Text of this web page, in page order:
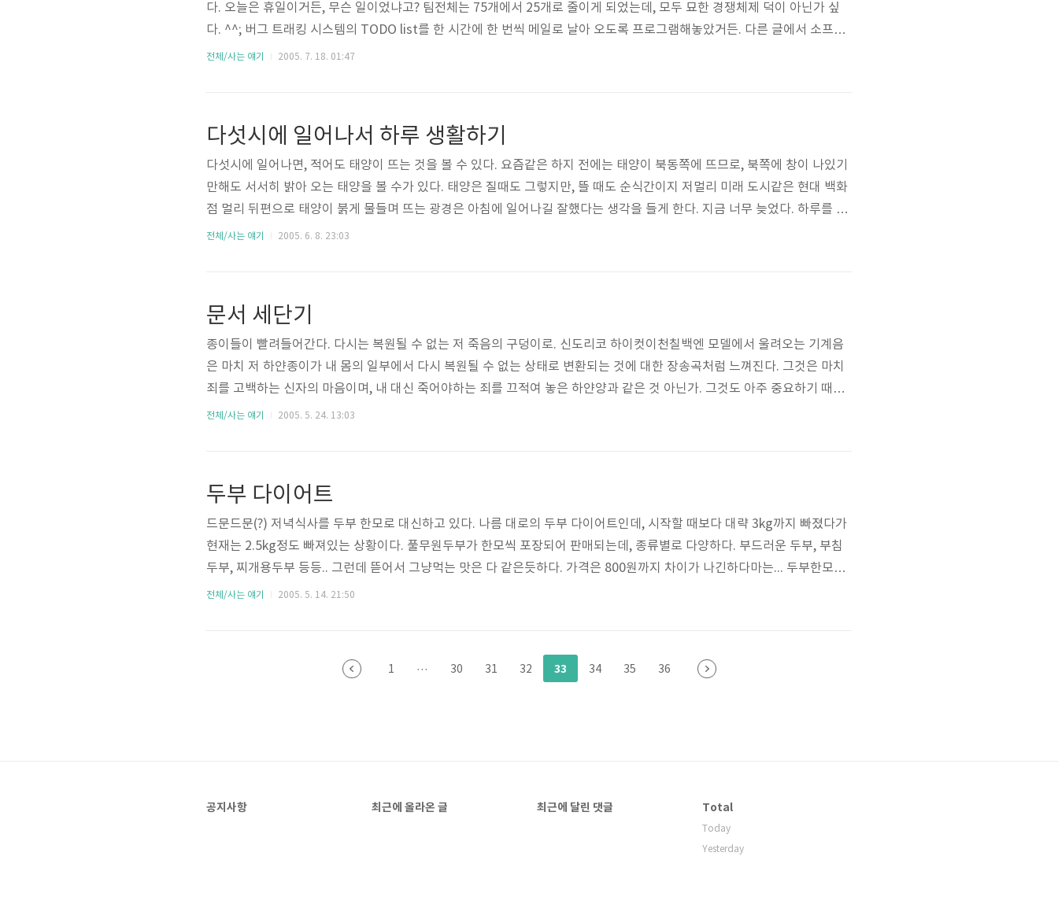
다. 오늘은 휴일이거든, 무슨 일이었냐고? 팀전체는 75개에서 25개로 줄이게 되었는데, 모두 묘한 경쟁체제 덕이 아닌가 싶
다. ^^; 버그 트래킹 시스템의 TODO list를 한 시간에 한 번씩 메일로 날아 오도록 프로그램해놓았거든. 다른 글에서 소프트
웨어 번역에서 경쟁의식을 느껴가며 (혼자서만) 일하는 것을 소개한 적이 있는데, 인간이 그런 것인지 아니면 내 성향이 그런
전체/사는 얘기 2005. 7. 18. 01:47
다섯시에 일어나서 하루 생활하기
다섯시에 일어나면, 적어도 태양이 뜨는 것을 볼 수 있다. 요즘같은 하지 전에는 태양이 북동쪽에 뜨므로, 북쪽에 창이 나있기
만해도 서서히 밝아 오는 태양을 볼 수가 있다. 태양은 질때도 그렇지만, 뜰 때도 순식간이지 저멀리 미래 도시같은 현대 백화
점 멀리 뒤편으로 태양이 붉게 물들며 뜨는 광경은 아침에 일어나길 잘했다는 생각을 들게 한다. 지금 너무 늦었다. 하루를 그
렇게 일찍 시작한다는 것은 필연 일찍 자야한다는 부담을 주게마련인데, 요즘 같이 일이 많은 때는 하루종일 잠에 빚진자처럼
전체/사는 얘기 2005. 6. 8. 23:03
문서 세단기
종이들이 빨려들어간다. 다시는 복원될 수 없는 저 죽음의 구덩이로. 신도리코 하이컷이천칠백엔 모델에서 울려오는 기계음
은 마치 저 하얀종이가 내 몸의 일부에서 다시 복원될 수 없는 상태로 변환되는 것에 대한 장송곡처럼 느껴진다. 그것은 마치
죄를 고백하는 신자의 마음이며, 내 대신 죽어야하는 죄를 끄적여 놓은 하얀양과 같은 것 아닌가. 그것도 아주 중요하기 때문
에 함부로 버릴 수 없는 코어 덤프아닌가. 나에게는 아직 세단해야할 많은 종이들이 쌓여 있다.
전체/사는 얘기 2005. 5. 24. 13:03
두부 다이어트
드문드문(?) 저녁식사를 두부 한모로 대신하고 있다. 나름 대로의 두부 다이어트인데, 시작할 때보다 대략 3kg까지 빠졌다가
현재는 2.5kg정도 빠져있는 상황이다. 풀무원두부가 한모씩 포장되어 판매되는데, 종류별로 다양하다. 부드러운 두부, 부침
두부, 찌개용두부 등등.. 그런데 뜯어서 그냥먹는 맛은 다 같은듯하다. 가격은 800원까지 차이가 나긴하다마는... 두부한모에
기름간장을 적당히 쳐서(?) 짠맛에 모니터앞에서 저녁식사하는 모습을 상상해보시라.. 특별히 주말이나 회식아니면 항상 그
전체/사는 얘기 2005. 5. 14. 21:50
1 ··· 30 31 32 33 34 35 36
공지사항 최근에 올라온 글 최근에 달린 댓글 Total
Today
Yesterday